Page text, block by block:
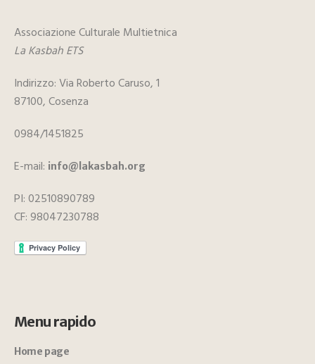
Associazione Culturale Multietnica
La Kasbah ETS
Indirizzo: Via Roberto Caruso, 1
87100, Cosenza
0984/1451825
E-mail: info@lakasbah.org
PI: 02510890789
CF: 98047230788
Menu rapido
Home page